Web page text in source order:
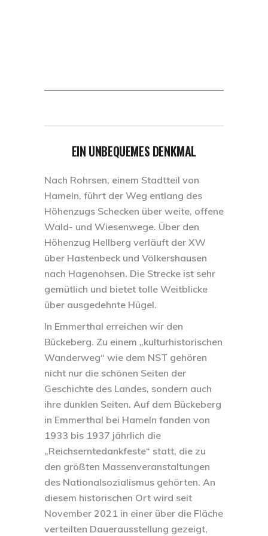
EIN UNBEQUEMES DENKMAL
Nach Rohrsen, einem Stadtteil von
Hameln, führt der Weg entlang des
Höhenzugs Schecken über weite, offene
Wald- und Wiesenwege. Über den
Höhenzug Hellberg verläuft der XW
über Hastenbeck und Völkershausen
nach Hagenohsen. Die Strecke ist sehr
gemütlich und bietet tolle Weitblicke
über ausgedehnte Hügel.
In Emmerthal erreichen wir den
Bückeberg. Zu einem „kulturhistorischen
Wanderweg“ wie dem NST gehören
nicht nur die schönen Seiten der
Geschichte des Landes, sondern auch
ihre dunklen Seiten. Auf dem Bückeberg
in Emmerthal bei Hameln fanden von
1933 bis 1937 jährlich die
„Reichserntedankfeste“ statt, die zu
den größten Massenveranstaltungen
des Nationalsozialismus gehörten. An
diesem historischen Ort wird seit
November 2021 in einer über die Fläche
verteilten Dauerausstellung gezeigt,